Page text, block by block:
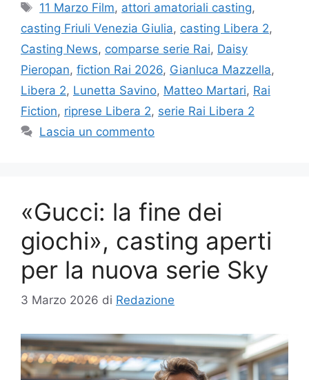
Tag
11 Marzo Film, attori amatoriali casting,
casting Friuli Venezia Giulia, casting Libera 2,
Casting News, comparse serie Rai, Daisy
Pieropan, fiction Rai 2026, Gianluca Mazzella,
Libera 2, Lunetta Savino, Matteo Martari, Rai
Fiction, riprese Libera 2, serie Rai Libera 2
Lascia un commento
«Gucci: la fine dei
giochi», casting aperti
per la nuova serie Sky
3 Marzo 2026 di Redazione